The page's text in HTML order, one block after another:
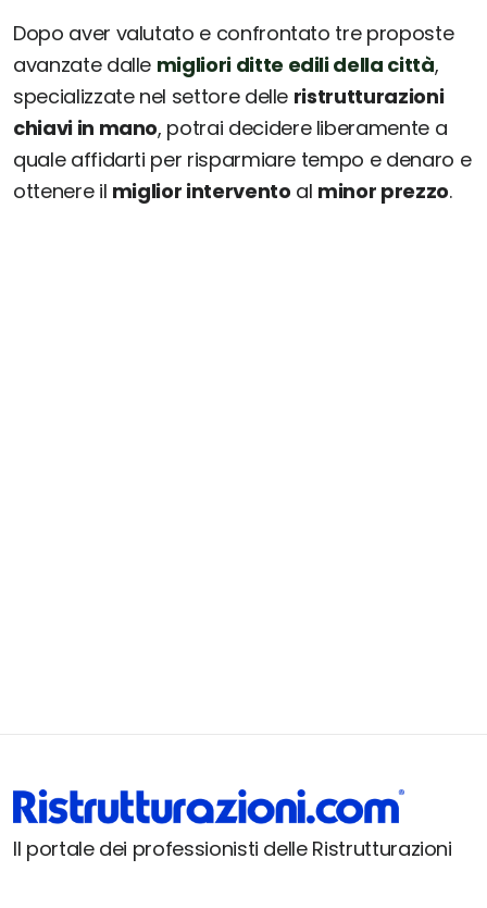
Dopo aver valutato e confrontato tre proposte
avanzate dalle migliori ditte edili della città,
specializzate nel settore delle ristrutturazioni
chiavi in mano, potrai decidere liberamente a
quale affidarti per risparmiare tempo e denaro e
ottenere il miglior intervento al minor prezzo.
Il portale dei professionisti delle Ristrutturazioni